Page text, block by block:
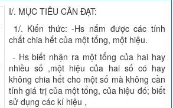
I/. MỤC TIÊU CẦN ĐẠT:
1/. Kiến thức: -Hs nắm được các tính
chất chia hết của một tổng, một hiệu.
- Hs biết nhận ra một tổng của hai hay
nhiều số ,một hiệu của hai số có hay
không chia hết cho một số mà không cần
tính giá trị của một tổng, của hiệu đó; biết
sử dụng các kí hiệu ,